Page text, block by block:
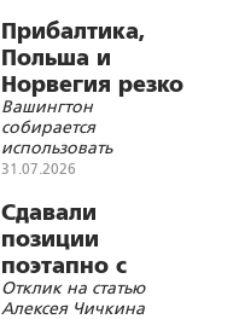
Прибалтика,
Польша и
Норвегия резко
ускорили
милитаризацию
Вашингтон
собирается
использовать
европейских
качестве ударного
кулака против России
31.07.2026
Сдавали
позиции
поэтапно с
давних пор...
Отклик на статью
Алексея Чичкина